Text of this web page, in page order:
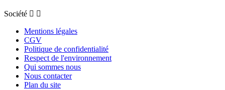
Société  
Mentions légales
CGV
Politique de confidentialité
Respect de l'environnement
Qui sommes nous
Nous contacter
Plan du site